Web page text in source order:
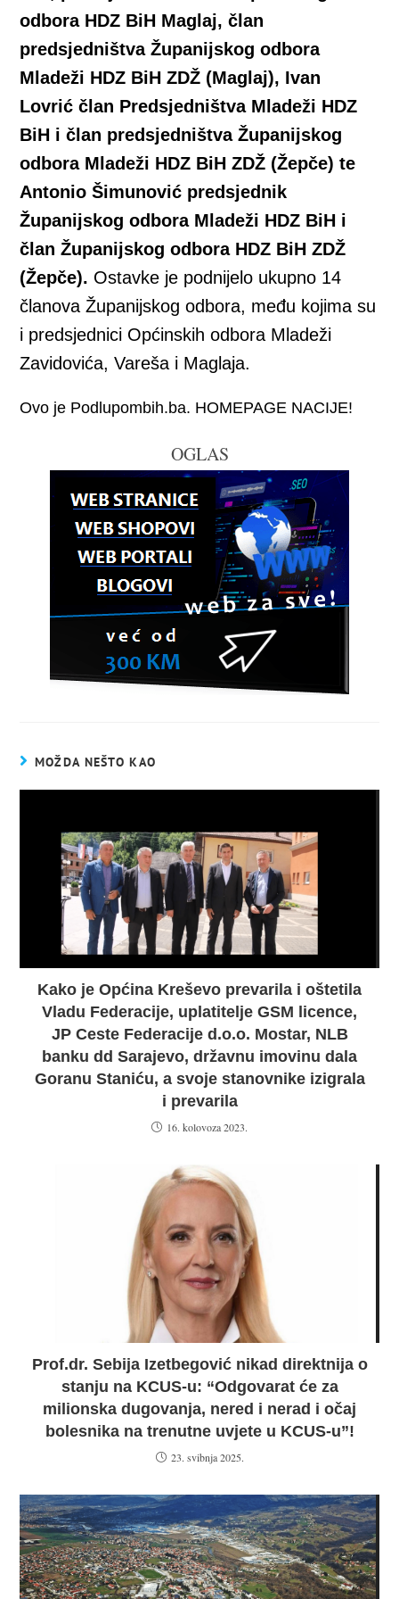
odbora HDZ BiH Maglaj, član
predsjedništva Županijskog odbora
Mladeži HDZ BiH ZDŽ (Maglaj), Ivan
Lovrić član Predsjedništva Mladeži HDZ
BiH i član predsjedništva Županijskog
odbora Mladeži HDZ BiH ZDŽ (Žepče) te
Antonio Šimunović predsjednik
Županijskog odbora Mladeži HDZ BiH i
član Županijskog odbora HDZ BiH ZDŽ
(Žepče). Ostavke je podnijelo ukupno 14
članova Županijskog odbora, među kojima su
i predsjednici Općinskih odbora Mladeži
Zavidovića, Vareša i Maglaja.
Ovo je Podlupombih.ba. HOMEPAGE NACIJE!
OGLAS
MOŽDA NEŠTO KAO
Kako je Općina Kreševo prevarila i oštetila
Vladu Federacije, uplatitelje GSM licence,
JP Ceste Federacije d.o.o. Mostar, NLB
banku dd Sarajevo, državnu imovinu dala
Goranu Staniću, a svoje stanovnike izigrala
i prevarila
16. kolovoza 2023.
Prof.dr. Sebija Izetbegović nikad direktnija o
stanju na KCUS-u: “Odgovarat će za
milionska dugovanja, nered i nerad i očaj
bolesnika na trenutne uvjete u KCUS-u”!
23. svibnja 2025.